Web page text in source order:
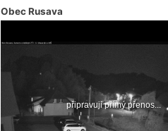
Obec Rusava